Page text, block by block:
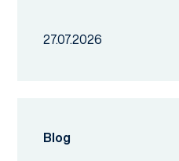
27.07.2026
Blog